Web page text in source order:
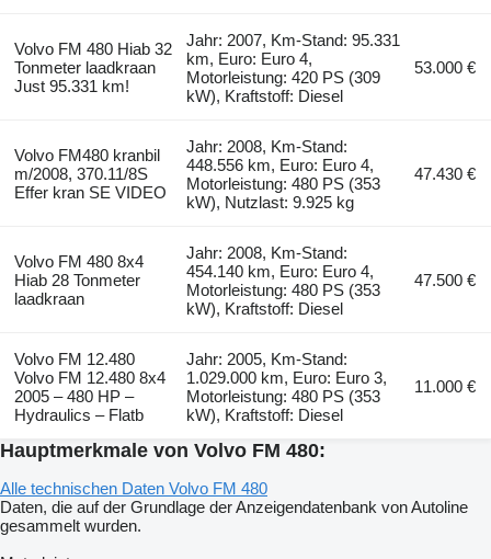
Volvo FM 480 Hiab 32
Tonmeter laadkraan
Just 95.331 km!
Jahr: 2007, Km-Stand: 95.331
km, Euro: Euro 4,
Motorleistung: 420 PS (309
kW), Kraftstoff: Diesel
53.000 €
Volvo FM480 kranbil
m/2008, 370.11/8S
Effer kran SE VIDEO
Jahr: 2008, Km-Stand:
448.556 km, Euro: Euro 4,
Motorleistung: 480 PS (353
kW), Nutzlast: 9.925 kg
47.430 €
Volvo FM 480 8x4
Hiab 28 Tonmeter
laadkraan
Jahr: 2008, Km-Stand:
454.140 km, Euro: Euro 4,
Motorleistung: 480 PS (353
kW), Kraftstoff: Diesel
47.500 €
Volvo FM 12.480
Volvo FM 12.480 8x4
2005 – 480 HP –
Hydraulics – Flatb
Jahr: 2005, Km-Stand:
1.029.000 km, Euro: Euro 3,
Motorleistung: 480 PS (353
kW), Kraftstoff: Diesel
11.000 €
Hauptmerkmale von Volvo FM 480:
Alle technischen Daten Volvo FM 480
Daten, die auf der Grundlage der Anzeigendatenbank von Autoline
gesammelt wurden.